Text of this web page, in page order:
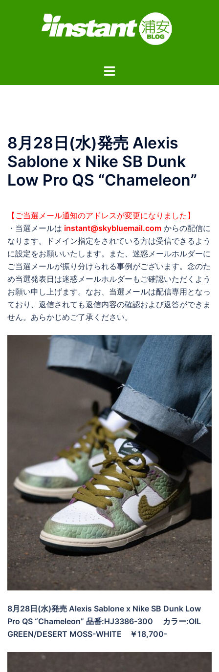
ト
ー
8月28日(水)発売 Alexis
Sablone x Nike SB Dunk
Low Pro QS “Chameleon”
【ご当選メール通知のアドレスが変更になりました】
・当選メールは instant@skybluemail.com からの配信に
なります。ドメイン指定をされている方は受信できるよう
に設定をお願いいたします。また、迷惑メールホルダーに
ご当選メールが振り分けられる事例がございます。念のた
め当選発表日は迷惑メールホルダーもご確認いただくよう
お願い申し上げます。なお、当選メールは配信専用となっ
ており、返信されても返信内容の確認および返答ができま
せん。あらかじめご了承ください。
8月28日(水)発売 Alexis Sablone x Nike SB Dunk Low
Pro QS “Chameleon” 品番:HJ3386-300
カラー:OIL
GREEN/DESERT MOSS-WHITE ￥18,700-